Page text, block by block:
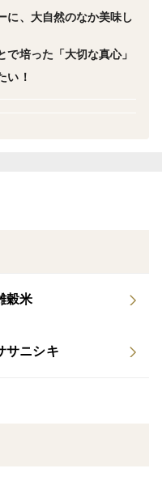
に、大自然のなか美味し
培った「大切な真心」
い！
穀米
サニシキ